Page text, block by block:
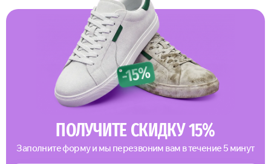
ПОЛУЧИТЕ СКИДКУ 15%
Заполните форму и мы перезвоним вам в течение 5 минут